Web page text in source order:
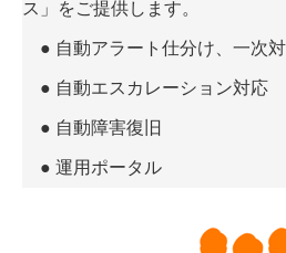
ス」をご提供します。
● 自動アラート仕分け、一次
● 自動エスカレーション対応
● 自動障害復旧
● 運用ポータル